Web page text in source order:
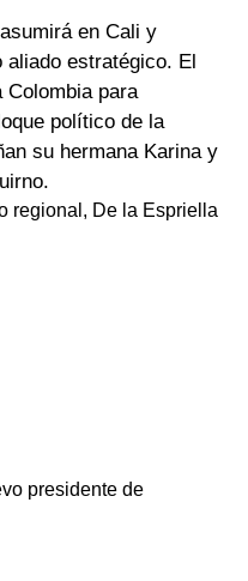
en Cali y
aliado estratégico. El
para
político de la
su hermana Karina y
presidente de